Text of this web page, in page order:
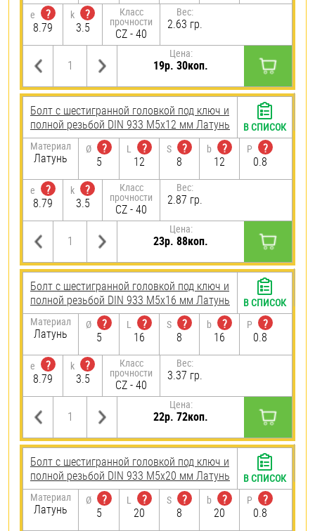
e
?
8.79
k
?
3.5
Класс
прочности
CZ - 40
Вес:
2.63 гр.
Цена:
19р. 30коп.
Болт с шестигранной головкой под ключ и
полной резьбой DIN 933 М5х12 мм Латунь
Материал
Латунь
Ø
?
5
L
?
12
S
?
8
b
?
12
P
?
0.8
e
?
8.79
k
?
3.5
Класс
прочности
CZ - 40
Вес:
2.87 гр.
Цена:
23р. 88коп.
В СПИСОК
Болт с шестигранной головкой под ключ и
полной резьбой DIN 933 М5х16 мм Латунь
Материал
Латунь
Ø
?
5
L
?
16
S
?
8
b
?
16
P
?
0.8
e
?
8.79
k
?
3.5
Класс
прочности
CZ - 40
Вес:
3.37 гр.
Цена:
22р. 72коп.
В СПИСОК
Болт с шестигранной головкой под ключ и
полной резьбой DIN 933 М5х20 мм Латунь
Материал
Латунь
Ø
?
5
L
?
20
S
?
8
b
?
20
P
?
0.8
В СПИСОК